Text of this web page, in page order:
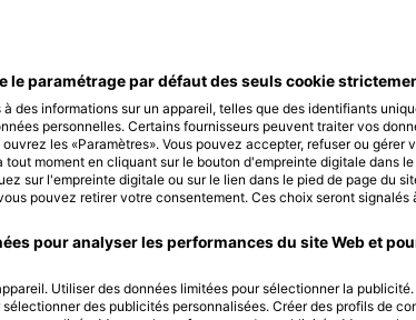
observée
sur le contenu généré par les utilisateurs
le paramétrage par défaut des seuls cookie
des informations sur un appareil, telles que des identifiants
personnelles. Certains fournisseurs peuvent traiter vos
les «Paramètres». Vous pouvez accepter, refuser ou gérer
tout moment en cliquant sur le bouton d'empreinte digitale dans
sur l'empreinte digitale ou sur le lien dans le pied de page du
pouvez retirer votre consentement. Ces choix seront signalés
pour analyser les performances du site Web et
Utiliser des données limitées pour sélectionner la
des publicités personnalisées. Créer des profils de